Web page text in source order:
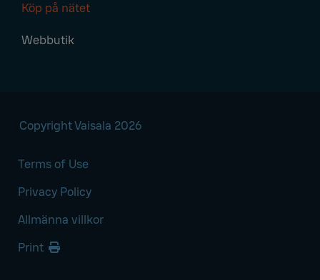
Köp på nätet
Webbutik
Copyright Vaisala 2026
Terms of Use
Privacy Policy
Allmänna villkor
Print